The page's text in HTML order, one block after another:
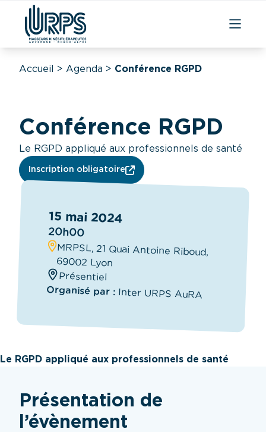
Accueil > Agenda > Conférence RGPD
Conférence RGPD
Le RGPD appliqué aux professionnels de santé
Inscription obligatoire
15 mai 2024
20h00
MRPSL, 21 Quai Antoine Riboud,
69002 Lyon
Présentiel
Organisé par : Inter URPS AuRA
Le RGPD appliqué aux professionnels de santé
Présentation de
l’évènement